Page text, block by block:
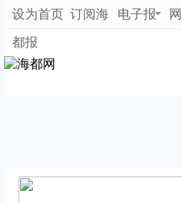
设为首页 订阅海
都报
电子报